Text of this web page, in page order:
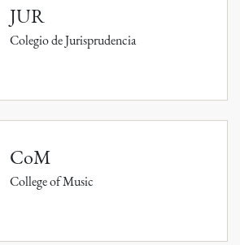
JUR
Colegio de Jurisprudencia
CoM
College of Music